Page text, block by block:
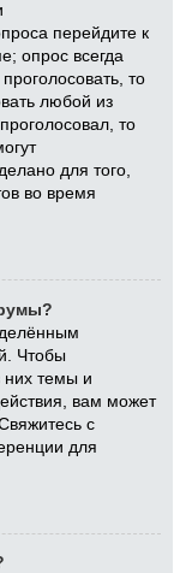
перейдите к
опрос всегда
то
любой из
то
для того,
во время
Чтобы
них темы и
вам может
с
для